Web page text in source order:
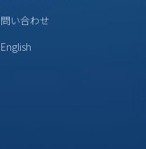
問い合わせ
English